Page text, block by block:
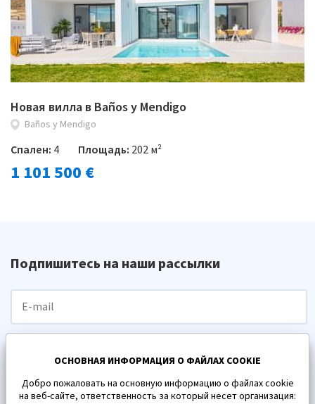
Новая вилла в Baños y Mendigo
Baños y Mendigo
Спален: 4 Площадь: 202 м²
1 101 500 €
Подпишитесь на наши рассылки
ПОДПИСАТЬСЯ
ОСНОВНАЯ ИНФОРМАЦИЯ О ФАЙЛАХ COOKIE
Добро пожаловать на основную информацию о файлах cookie
на веб-сайте, ответственность за который несет организация: